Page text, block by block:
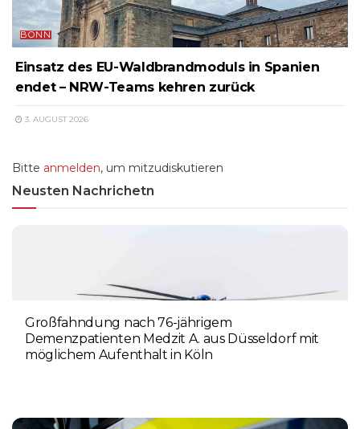
BONN
Einsatz des EU-Waldbrandmoduls in Spanien
endet – NRW-Teams kehren zurück
3. AUGUST 2026
Bitte anmelden, um mitzudiskutieren
Neusten Nachrichetn
Großfahndung nach 76-jährigem
Demenzpatienten Medzit A. aus Düsseldorf mit
möglichem Aufenthalt in Köln